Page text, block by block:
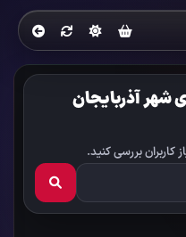
شهر آذربایجان
کاربران بررسی کنید.